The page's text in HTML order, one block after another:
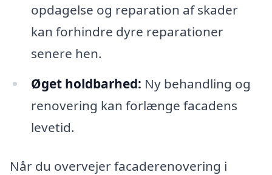
opdagelse og reparation af skader
kan forhindre dyre reparationer
senere hen.
Øget holdbarhed: Ny behandling og
renovering kan forlænge facadens
levetid.
Når du overvejer facaderenovering i